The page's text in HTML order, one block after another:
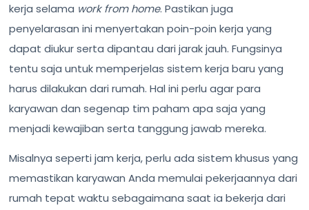
kerja selama work from home. Pastikan juga
penyelarasan ini menyertakan poin-poin kerja yang
dapat diukur serta dipantau dari jarak jauh. Fungsinya
tentu saja untuk memperjelas sistem kerja baru yang
harus dilakukan dari rumah. Hal ini perlu agar para
karyawan dan segenap tim paham apa saja yang
menjadi kewajiban serta tanggung jawab mereka.
Misalnya seperti jam kerja, perlu ada sistem khusus yang
memastikan karyawan Anda memulai pekerjaannya dari
rumah tepat waktu sebagaimana saat ia bekerja dari